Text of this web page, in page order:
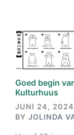
Goed begin
Kulturhuus
JUNI 24, 2024
BY JOLINDA